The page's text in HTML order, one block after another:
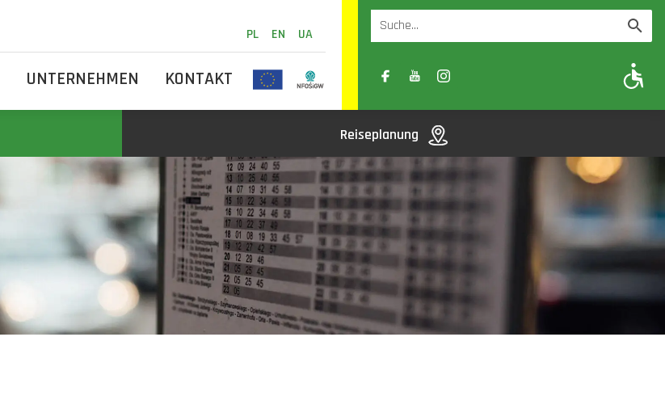
PL EN UA
UNTERNEHMEN KONTAKT A- A A+
Reiseplanung